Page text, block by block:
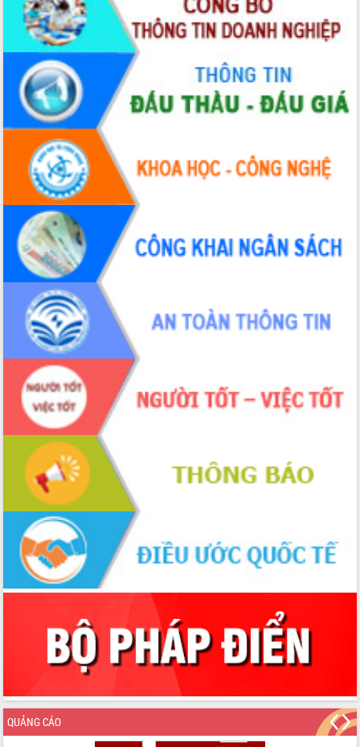
Họp báo thông tin về Hội nghị Công bố
Quy hoạch và Xúc tiến đầu tư tỉnh Đắk
Khơi thông điểm nghẽn, đẩy nhanh
giải ngân vốn khắc phục thiên tai
HĐND tỉnh thông qua điều chỉnh Quy
hoạch tỉnh thời kỳ 2021-2030
Hội thảo góp ý hồ sơ điều chỉnh quy
hoạch tỉnh Đắk Lắk thời kỳ 2021-2030,
tầm nhìn đến năm 2050
Nâng cao hiệu quả hoạt động của các
doanh nghiệp nhà nước
Hội nghị triển khai kết nối mạng
truyền số liệu chuyên dùng phục vụ cơ
quan Đảng, Nhà nước
Lễ phát động chuỗi hoạt động chung
tay làm sạch môi trường
Xã Ea Kar bước chuyển mình trong
công tác cải cách hành chính mô hình
UBND tỉnh họp báo định kỳ tháng 4
năm 2026
Hội thảo khoa học “Giải pháp thúc đẩy
phát triển nền kinh tế xanh tại tỉnh
Đắk Lắk”
Tăng cường giám sát, đôn đốc thực
hiện nhiệm vụ quản lý tài sản công
hàng tuần
Tháo gỡ những vướng mắc, đẩy mạnh
công tác cải cách thủ tục hành chính
tại Trung tâm Phục vụ hành chính
công tỉnh
Đắk Lắk: Tôn vinh 46 giải pháp tại Hội
thi Sáng tạo Kỹ thuật 2024 - 2025
Đắk Lắk rà soát, điều chỉnh Đề án 190
về phát triển nuôi trồng thủy sản
Phó Chủ tịch UBND tỉnh Đắk Lắk
Trương Công Thái kiểm tra thực địa
Dự án cao tốc Khánh Hòa - Buôn Ma
Thuột
Định vị cà phê Việt Nam như một “di
QUẢNG CÁO